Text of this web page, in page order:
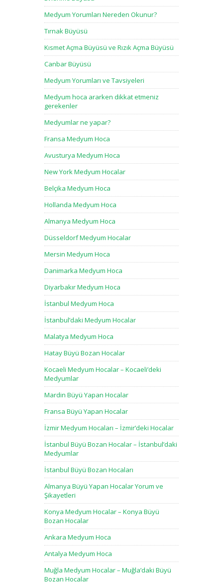
Medyum Yorumları Nereden Okunur?
Tırnak Büyüsü
Kısmet Açma Büyüsü ve Rızık Açma Büyüsü
Canbar Büyüsü
Medyum Yorumları ve Tavsiyeleri
Medyum hoca ararken dikkat etmeniz
gerekenler
Medyumlar ne yapar?
Fransa Medyum Hoca
Avusturya Medyum Hoca
New York Medyum Hocalar
Belçika Medyum Hoca
Hollanda Medyum Hoca
Almanya Medyum Hoca
Düsseldorf Medyum Hocalar
Mersin Medyum Hoca
Danimarka Medyum Hoca
Diyarbakır Medyum Hoca
İstanbul Medyum Hoca
İstanbul’daki Medyum Hocalar
Malatya Medyum Hoca
Hatay Büyü Bozan Hocalar
Kocaeli Medyum Hocalar – Kocaeli’deki
Medyumlar
Mardin Büyü Yapan Hocalar
Fransa Büyü Yapan Hocalar
İzmir Medyum Hocaları – İzmir’deki Hocalar
İstanbul Büyü Bozan Hocalar – İstanbul’daki
Medyumlar
İstanbul Büyü Bozan Hocaları
Almanya Büyü Yapan Hocalar Yorum ve
Şikayetleri
Konya Medyum Hocalar – Konya Büyü
Bozan Hocalar
Ankara Medyum Hoca
Antalya Medyum Hoca
Muğla Medyum Hocalar – Muğla’daki Büyü
Bozan Hocalar